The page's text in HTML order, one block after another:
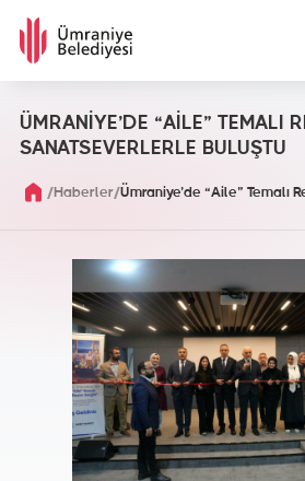
ÜMRANİYE’DE “AİLE” TEMALI
SANATSEVERLERLE BULUŞTU
/Haberler/Ümraniye’de “aile” Temalı